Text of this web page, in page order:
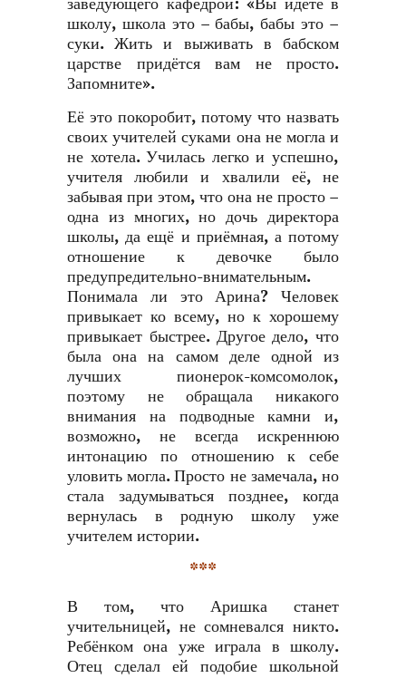
заведующего кафедрой: «Вы идёте в
школу, школа это – бабы, бабы это –
суки. Жить и выживать в бабском
царстве придётся вам не просто.
Запомните».
Её это покоробит, потому что назвать
своих учителей суками она не могла и
не хотела. Училась легко и успешно,
учителя любили и хвалили её, не
забывая при этом, что она не просто –
одна из многих, но дочь директора
школы, да ещё и приёмная, а потому
отношение к девочке было
предупредительно-внимательным.
Понимала ли это Арина? Человек
привыкает ко всему, но к хорошему
привыкает быстрее. Другое дело, что
была она на самом деле одной из
лучших пионерок-комсомолок,
поэтому не обращала никакого
внимания на подводные камни и,
возможно, не всегда искреннюю
интонацию по отношению к себе
уловить могла. Просто не замечала, но
стала задумываться позднее, когда
вернулась в родную школу уже
учителем истории.
***
В том, что Аришка станет
учительницей, не сомневался никто.
Ребёнком она уже играла в школу.
Отец сделал ей подобие школьной